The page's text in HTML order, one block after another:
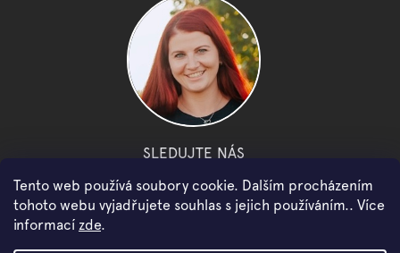
Tento web používá soubory cookie. Dalším procházením
tohoto webu vyjadřujete souhlas s jejich používáním.. Více
informací zde.
SLEDUJTE NÁS
facebook instagram youtube